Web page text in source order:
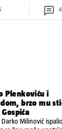
Plenkoviću i
brzo mu
Milinović